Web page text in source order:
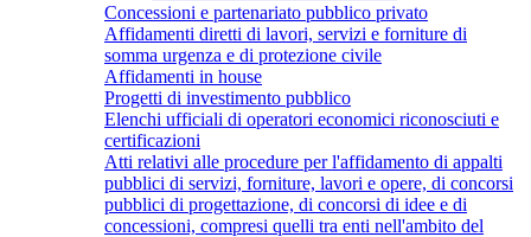
Concessioni e partenariato pubblico privato
Affidamenti diretti di lavori, servizi e forniture di
somma urgenza e di protezione civile
Affidamenti in house
Progetti di investimento pubblico
Elenchi ufficiali di operatori economici riconosciuti e
certificazioni
Atti relativi alle procedure per l'affidamento di appalti
pubblici di servizi, forniture, lavori e opere, di concorsi
pubblici di progettazione, di concorsi di idee e di
concessioni, compresi quelli tra enti nell'ambito del